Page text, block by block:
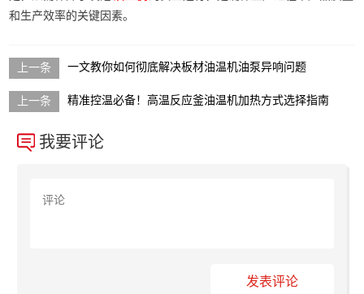
和生产效率的关键因素。
一文教你如何彻底解决板材油温机油泵异响问题
精准控温必备！高温反应釜油温机加热方式选择指南
我要评论
发表评论